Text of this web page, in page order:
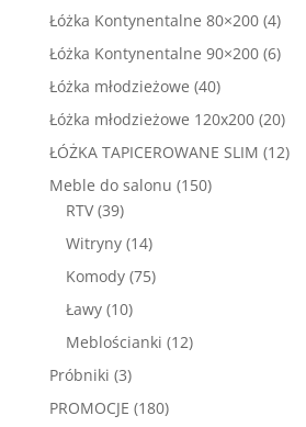
Łóżka Kontynentalne 80×200 44
Łóżka Kontynentalne 90×200 66
Łóżka młodzieżowe 4040
produktów
Łóżka młodzieżowe 120x200 2020
ŁÓŻKA TAPICEROWANE SLIM 1212
Meble do salonu 150150
RTV 3939
produktów
Witryny 1414
produktów
Komody 7575
Ławy 1010
produktów
Meblościanki 1212
Próbniki 33
produkty
PROMOCJE 180180